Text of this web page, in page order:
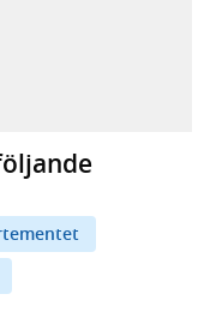
webbplats,
webbplats,